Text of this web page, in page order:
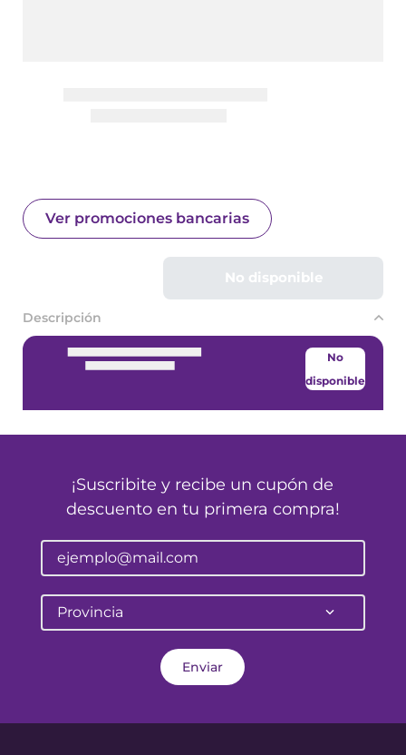
Ver promociones bancarias
No disponible
Descripción
No
disponible
¡Suscribite y recibe un cupón de
descuento en tu primera compra!
Provincia
Enviar